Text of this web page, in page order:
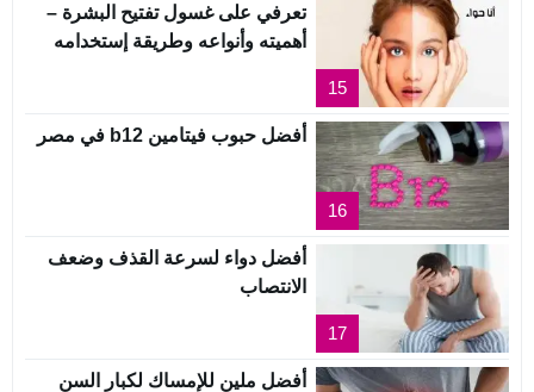
15
تعرفي على غسول تفتيح البشرة –
أهميته وأنواعه وطريقة إستخدامه
16
أفضل حبوب فيتامين b12 في مصر
17
أفضل دواء لسرعة القذف وضعف
الانتصاب
أفضل ملين للإمساك لكبار السن